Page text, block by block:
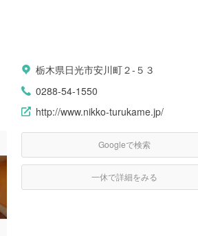
栃木県日光市安川町２-５３
0288-54-1550
http://www.nikko-turukame.jp/
Googleで検索
一休で詳細をみる